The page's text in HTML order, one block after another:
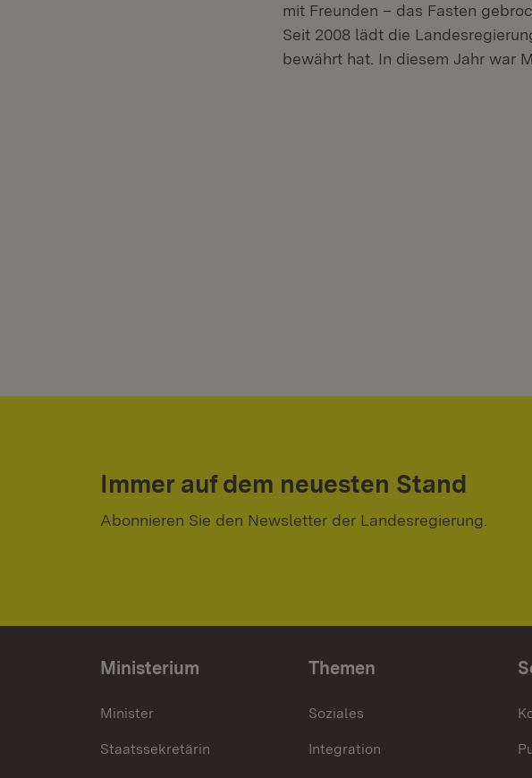
mit Freunden – das Fasten
Seit 2008 lädt die
bewährt hat. In diesem Jahr war
Immer auf dem neuesten Stand
Abonnieren Sie den Newsletter der Landesregierung.
Ministerium
Minister
Staatssekretärin
Themen
Soziales
Integration